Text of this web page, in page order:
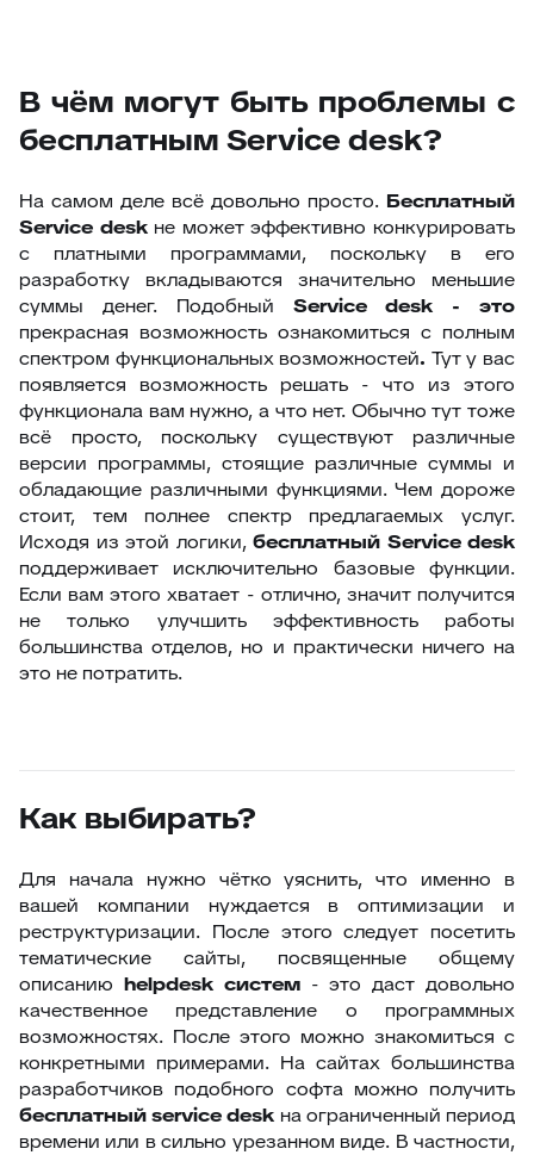
В чём могут быть проблемы c
бесплатным Service desk?
На самом деле всё довольно просто. Бесплатный
Service desk не может эффективно конкурировать
с платными программами, поскольку в его
разработку вкладываются значительно меньшие
суммы денег. Подобный Servicedesk - это
прекрасная возможность ознакомиться с полным
спектром функциональных возможностей. Тут у вас
появляется возможность решать - что из этого
функционала вам нужно, а что нет. Обычно тут тоже
всё просто, поскольку существуют различные
версии программы, стоящие различные суммы и
обладающие различными функциями. Чем дороже
стоит, тем полнее спектр предлагаемых услуг.
Исходя из этой логики, бесплатный Service desk
поддерживает исключительно базовые функции.
Если вам этого хватает - отлично, значит получится
не только улучшить эффективность работы
большинства отделов, но и практически ничего на
это не потратить.
Как выбирать?
Для начала нужно чётко уяснить, что именно в
вашей компании нуждается в оптимизации и
реструктуризации. После этого следует посетить
тематические сайты, посвященные общему
описанию helpdesk систем- это даст довольно
качественное представление о программных
возможностях. После этого можно знакомиться с
конкретными примерами. На сайтах большинства
разработчиков подобного софта можно получить
бесплатный servicedesk на ограниченный период
времени или в сильно урезанном виде. В частности,